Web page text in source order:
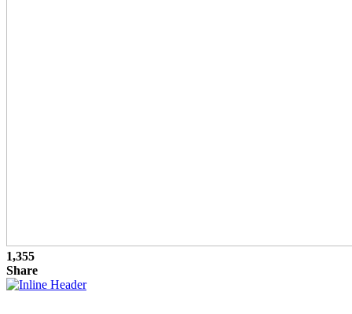
1,355
Share